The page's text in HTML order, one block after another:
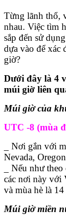
Từng lãnh thổ,
nhau. Việc tìm
sắp đến sử
dựa vào để xác
giờ?
Dưới đây là 4
múi giờ liên
Múi giờ của
UTC -8 (mùa
_ Nơi gắn với
Nevada,
_ Nếu như
các nơi này với
và mùa hè là
Múi giờ miền